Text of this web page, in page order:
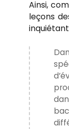
Ainsi,
leçons